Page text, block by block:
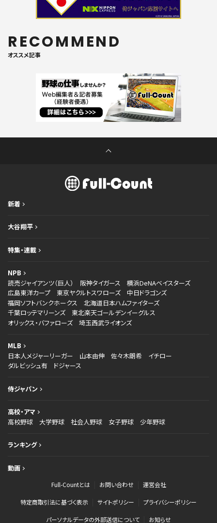
RECOMMEND
オススメ記事
新着
大谷翔平
特集・連載
NPB
読売ジャイアンツ（巨人）
阪神タイガース
横浜DeNAベイスターズ
広島東洋カープ
東京ヤクルトスワローズ
中日ドラゴンズ
福岡ソフトバンクホークス
北海道日本ハムファイターズ
千葉ロッテマリーンズ
東北楽天ゴールデンイーグルス
オリックス・バファローズ
埼玉西武ライオンズ
MLB
日本人メジャーリーガー
山本由伸 佐々木朗希
イチロー
ダルビッシュ有
ドジャース
侍ジャパン
高校・アマ
高校野球
大学野球 社会人野球 女子野球 少年野球
ランキング
動画
Full-Countとは お問い合わせ 運営会社
特定商取引法に基づく表示 サイトポリシー プライバシーポリシー
パーソナルデータの外部送信について お知らせ